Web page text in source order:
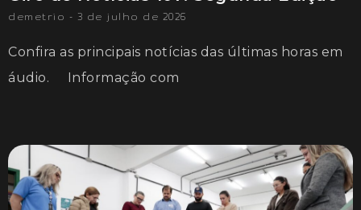
demetrio 3 de julho de 2026
Confira as principais notícias das últimas horas em
áudio. Informação com